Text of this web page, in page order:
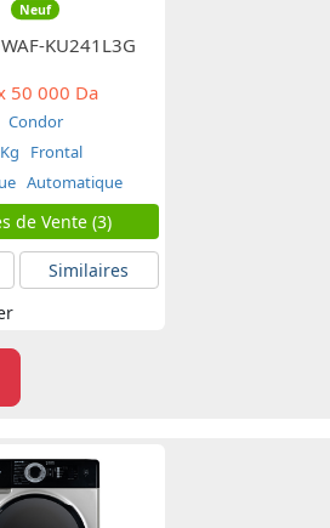
Neuf
KU241L3G
50 000 Da
Condor
Frontal
Automatique
de Vente (3)
Similaires